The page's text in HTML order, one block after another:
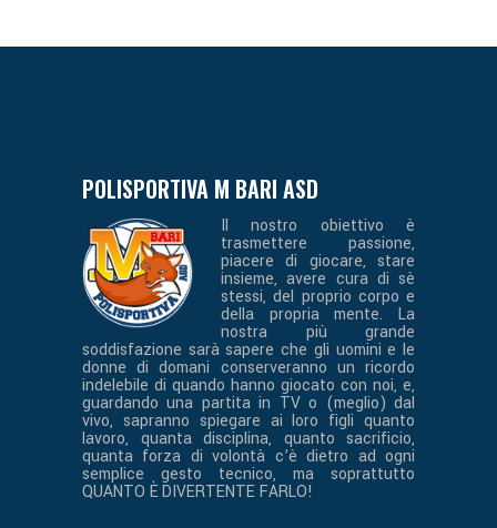
POLISPORTIVA M BARI ASD
Il nostro obiettivo è
trasmettere passione,
piacere di giocare, stare
insieme, avere cura di sè
stessi, del proprio corpo e
della propria mente. La
nostra più grande
soddisfazione sarà sapere che gli uomini e le
donne di domani conserveranno un ricordo
indelebile di quando hanno giocato con noi, e,
guardando una partita in TV o (meglio) dal
vivo, sapranno spiegare ai loro figli quanto
lavoro, quanta disciplina, quanto sacrificio,
quanta forza di volontà c’è dietro ad ogni
semplice gesto tecnico, ma soprattutto
QUANTO È DIVERTENTE FARLO!